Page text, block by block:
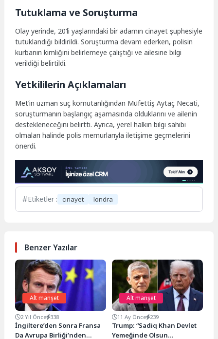
Tutuklama ve Soruşturma
Olay yerinde, 20’li yaşlarındaki bir adamın cinayet şüphesiyle
tutuklandığı bildirildi. Soruşturma devam ederken, polisin
kurbanın kimliğini belirlemeye çalıştığı ve ailesine bilgi
verildiği belirtildi.
Yetkililerin Açıklamaları
Met’in uzman suç komutanlığından Müfettiş Aytaç Necati,
soruşturmanın başlangıç aşamasında olduklarını ve ailenin
destekleneceğini belirtti. Ayrıca, yerel halkın bilgi sahibi
olmaları halinde polis memurlarıyla iletişime geçmelerini
önerdi.
Etiketler : cinayet londra
Benzer Yazılar
Alt manşet
2 Yıl Önce 338
İngiltere’den Sonra Fransa
Da Avrupa Birliği’nden
Alt manşet
11 Ay Önce 239
Trump: “Sadiq Khan Devlet
Yemeğinde Olsun